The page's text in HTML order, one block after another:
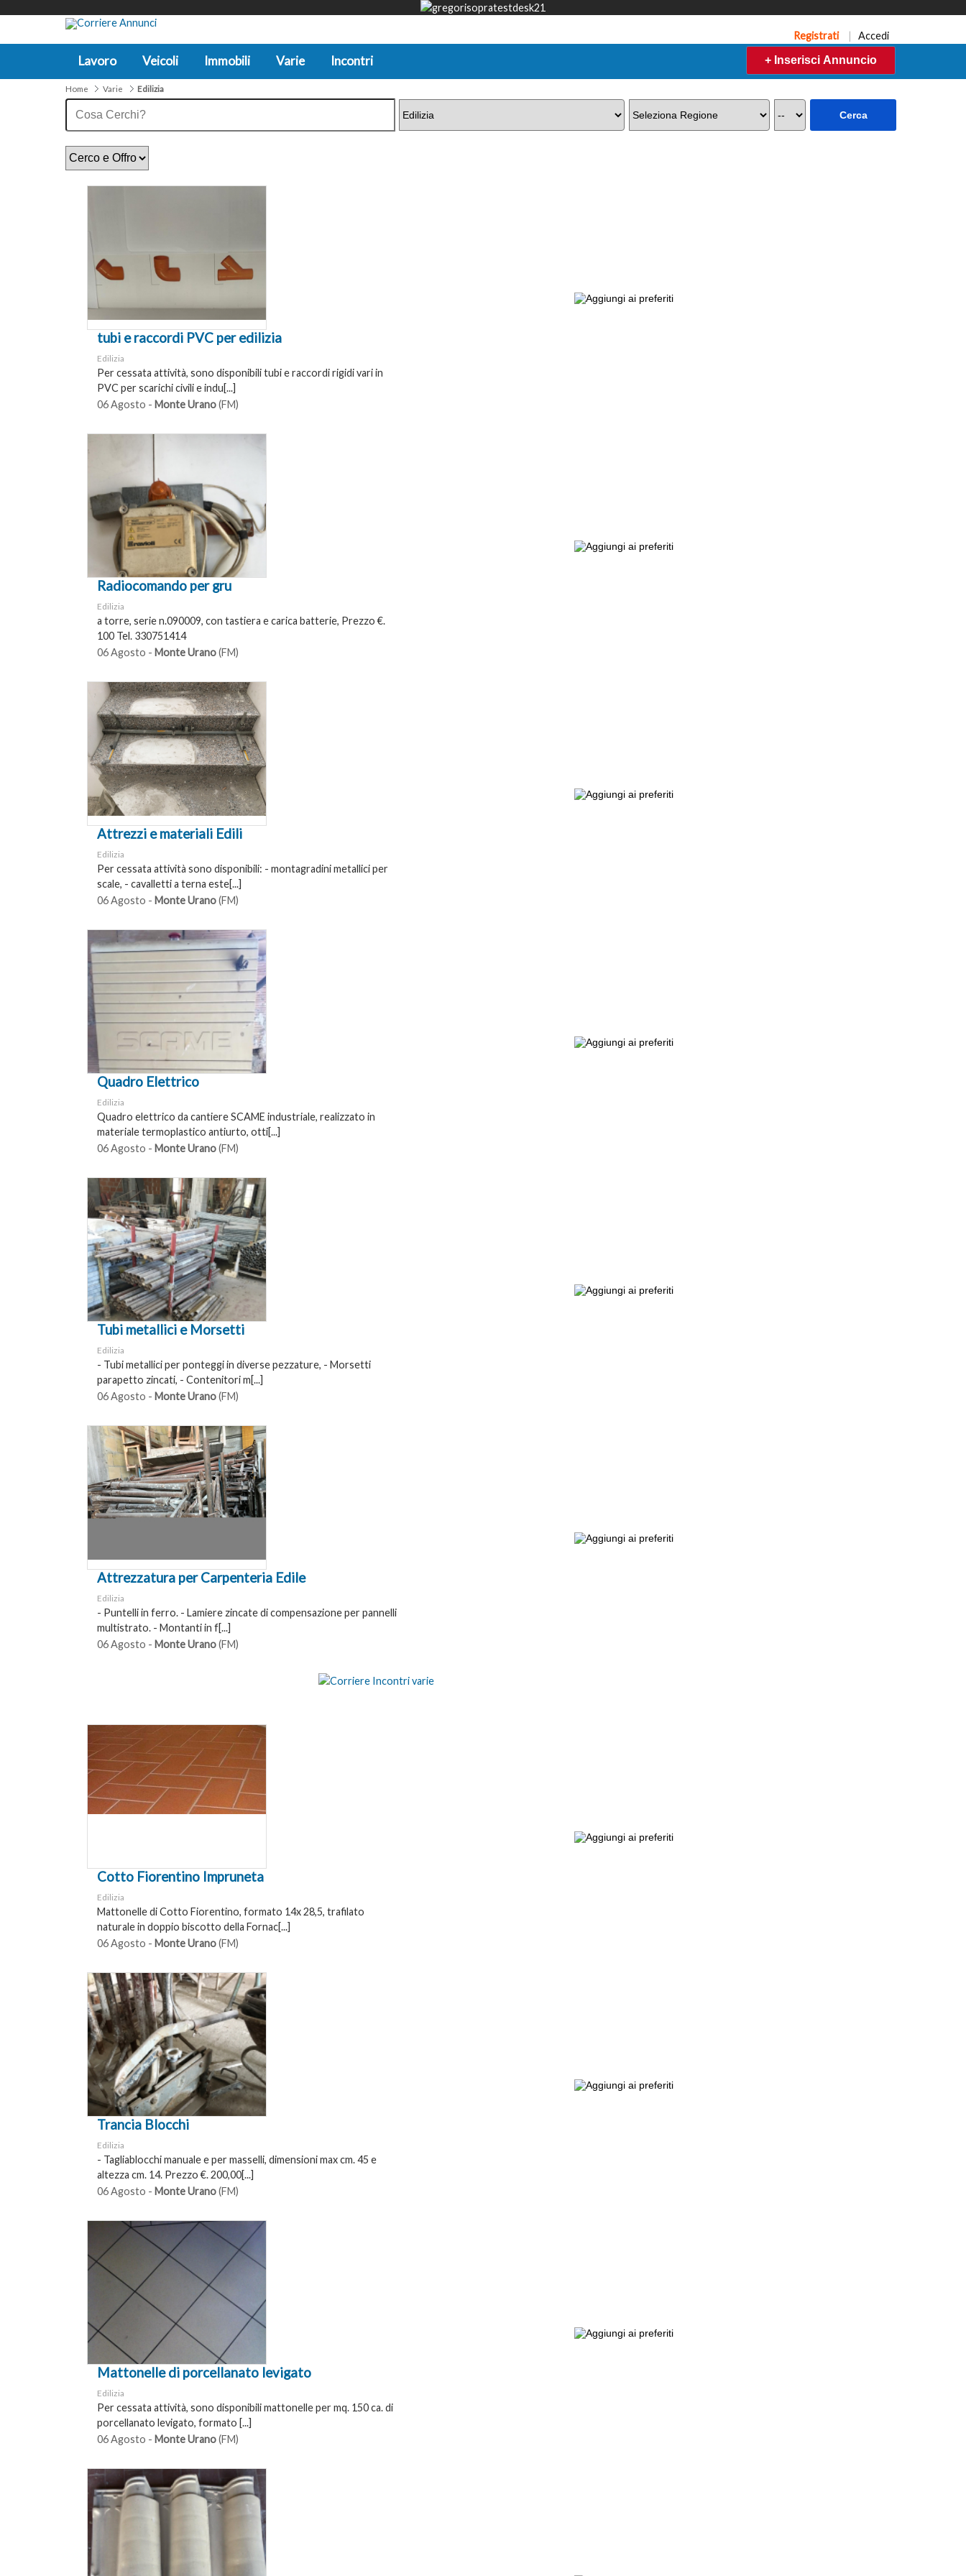
Registrati | Accedi
Lavoro Veicoli Immobili Varie Incontri + Inserisci Annuncio
Home Varie Edilizia
tubi e raccordi PVC per edilizia
Edilizia
Per cessata attività, sono disponibili tubi e raccordi rigidi vari in
PVC per scarichi civili e indu[...]
06 Agosto - Monte Urano(FM)
Radiocomando per gru
Edilizia
a torre, serie n.090009, con tastiera e carica batterie, Prezzo €.
100 Tel. 330751414
06 Agosto - Monte Urano(FM)
Attrezzi e materiali Edili
Edilizia
Per cessata attività sono disponibili: - montagradini metallici per
scale, - cavalletti a terna este[...]
06 Agosto - Monte Urano(FM)
Quadro Elettrico
Edilizia
Quadro elettrico da cantiere SCAME industriale, realizzato in
materiale termoplastico antiurto, otti[...]
06 Agosto - Monte Urano(FM)
Tubi metallici e Morsetti
Edilizia
- Tubi metallici per ponteggi in diverse pezzature, - Morsetti
parapetto zincati, - Contenitori m[...]
06 Agosto - Monte Urano(FM)
Attrezzatura per Carpenteria Edile
Edilizia
- Puntelli in ferro. - Lamiere zincate di compensazione per pannelli
multistrato. - Montanti in f[...]
06 Agosto - Monte Urano(FM)
Cotto Fiorentino Impruneta
Edilizia
Mattonelle di Cotto Fiorentino, formato 14x 28,5, trafilato
naturale in doppio biscotto della Fornac[...]
06 Agosto - Monte Urano(FM)
Trancia Blocchi
Edilizia
- Tagliablocchi manuale e per masselli, dimensioni max cm. 45 e
altezza cm. 14. Prezzo €. 200,00[...]
06 Agosto - Monte Urano(FM)
Mattonelle di porcellanato levigato
Edilizia
Per cessata attività, sono disponibili mattonelle per mq. 150 ca. di
porcellanato levigato, formato [...]
06 Agosto - Monte Urano(FM)